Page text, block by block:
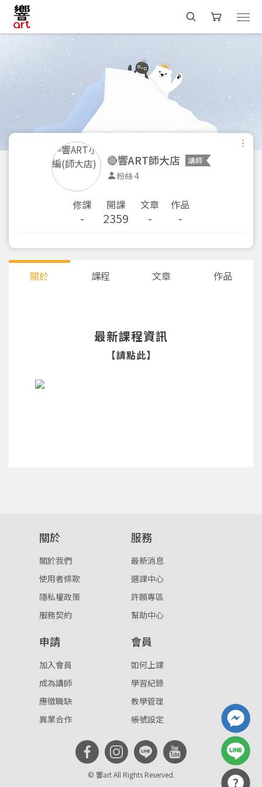
或
註冊
按下註冊即代表你同意我們的 使用者條款
。
重設密碼
🔴響ART師大店 講師
粉絲 4
修課
-
開課
2359
文章
-
作品
-
關於 課程 文章 作品
最新課程資訊
【請點此】
關於
關於我們
使用者條款
隱私權政策
服務契約
服務
最新消息
選課中心
許願專區
幫助中心
申請
加入會員
成為講師
應徵職缺
異業合作
會員
如何上課
學習紀錄
教學管理
帳號設定
© 響art All Rights Reserved.